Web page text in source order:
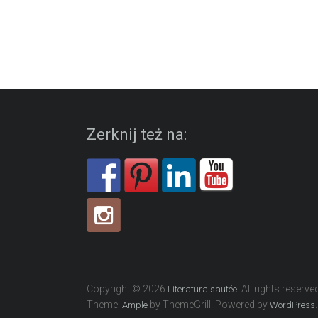
Zerknij też na:
Copyright © 2026 Literatura sautée . All rights
Theme: Ample by ThemeGrill. Powered by WordPress